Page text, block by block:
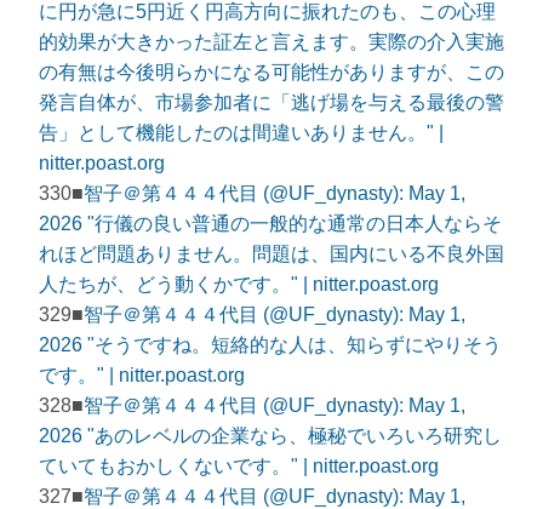
に円が急に5円近く円高方向に振れたのも、この心理
的効果が大きかった証左と言えます。実際の介入実施
の有無は今後明らかになる可能性がありますが、この
発言自体が、市場参加者に「逃げ場を与える最後の警
告」として機能したのは間違いありません。" |
nitter.poast.org
330■智子＠第４４４代目 (@UF_dynasty): May 1,
2026 "行儀の良い普通の一般的な通常の日本人ならそ
れほど問題ありません。問題は、国内にいる不良外国
人たちが、どう動くかです。" | nitter.poast.org
329■智子＠第４４４代目 (@UF_dynasty): May 1,
2026 "そうですね。短絡的な人は、知らずにやりそう
です。" | nitter.poast.org
328■智子＠第４４４代目 (@UF_dynasty): May 1,
2026 "あのレベルの企業なら、極秘でいろいろ研究し
ていてもおかしくないです。" | nitter.poast.org
327■智子＠第４４４代目 (@UF_dynasty): May 1,